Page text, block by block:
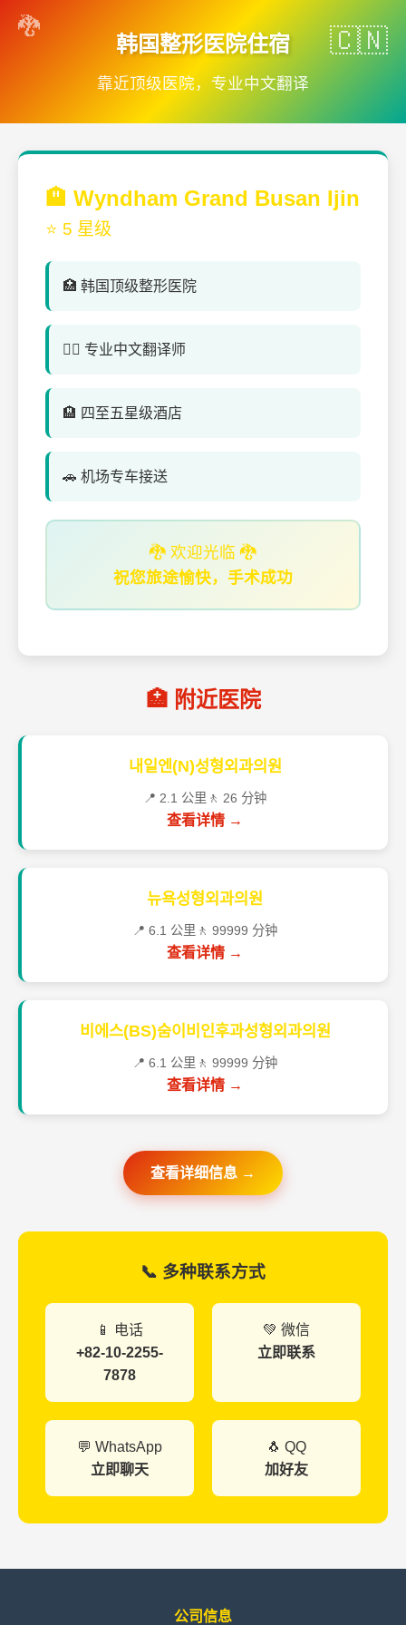
韩国整形医院住宿
靠近顶级医院，专业中文翻译
🏨 Wyndham Grand Busan Ijin
⭐ 5 星级
🏥 韩国顶级整形医院
👨‍⚕️ 专业中文翻译师
🏨 四至五星级酒店
🚗 机场专车接送
🐉 欢迎光临 🐉
祝您旅途愉快，手术成功
🏥 附近医院
내일엔(N)성형외과의원
📍 2.1 公里 🚶 26 分钟
查看详情 →
뉴욕성형외과의원
📍 6.1 公里 🚶 99999 分钟
查看详情 →
비에스(BS)숨이비인후과성형외과의원
📍 6.1 公里 🚶 99999 分钟
查看详情 →
查看详细信息 →
📞 多种联系方式
📱 电话
+82-10-2255-
7878
💚 微信
立即联系
💬 WhatsApp
立即聊天
🐧 QQ
加好友
公司信息